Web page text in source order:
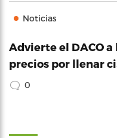
Noticias
Advierte el DACO
precios por llenar
0